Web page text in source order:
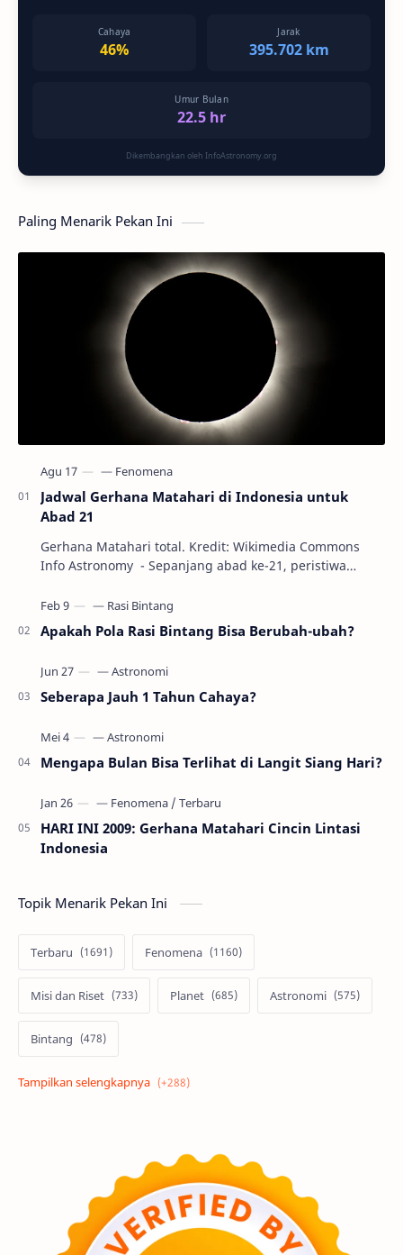
Cahaya
46%
Jarak
395.702 km
Umur Bulan
22.5 hr
Dikembangkan oleh InfoAstronomy.org
Paling Menarik Pekan Ini
Jadwal Gerhana Matahari di Indonesia untuk
Abad 21
Gerhana Matahari total. Kredit: Wikimedia Commons
Info Astronomy - Sepanjang abad ke-21, peristiwa
Apakah Pola Rasi Bintang Bisa Berubah-ubah?
Seberapa Jauh 1 Tahun Cahaya?
Mengapa Bulan Bisa Terlihat di Langit Siang Hari?
HARI INI 2009: Gerhana Matahari Cincin Lintasi
Indonesia
Topik Menarik Pekan Ini
Terbaru Fenomena
Misi dan Riset Planet Astronomi
Bintang
Alam semesta Galaksi
Tata Surya Hype
Asteroid Observasi